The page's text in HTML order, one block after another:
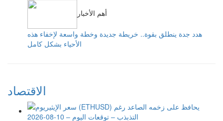
أهم الأخبار
هدد جدة ينطلق بقوة.. خريطة جديدة وخطة واسعة لإخفاء هذه
الأحياء بشكل كامل
الاقتصاد